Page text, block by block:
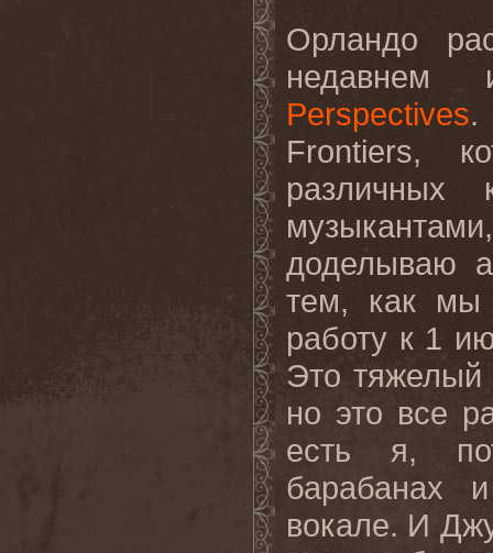
Орландо
Perspectives.
Frontiers,
различных
доделываю
тем, как мы
работу к 1
Это тяжелый
но это все
есть я,
барабанах
вокале. И